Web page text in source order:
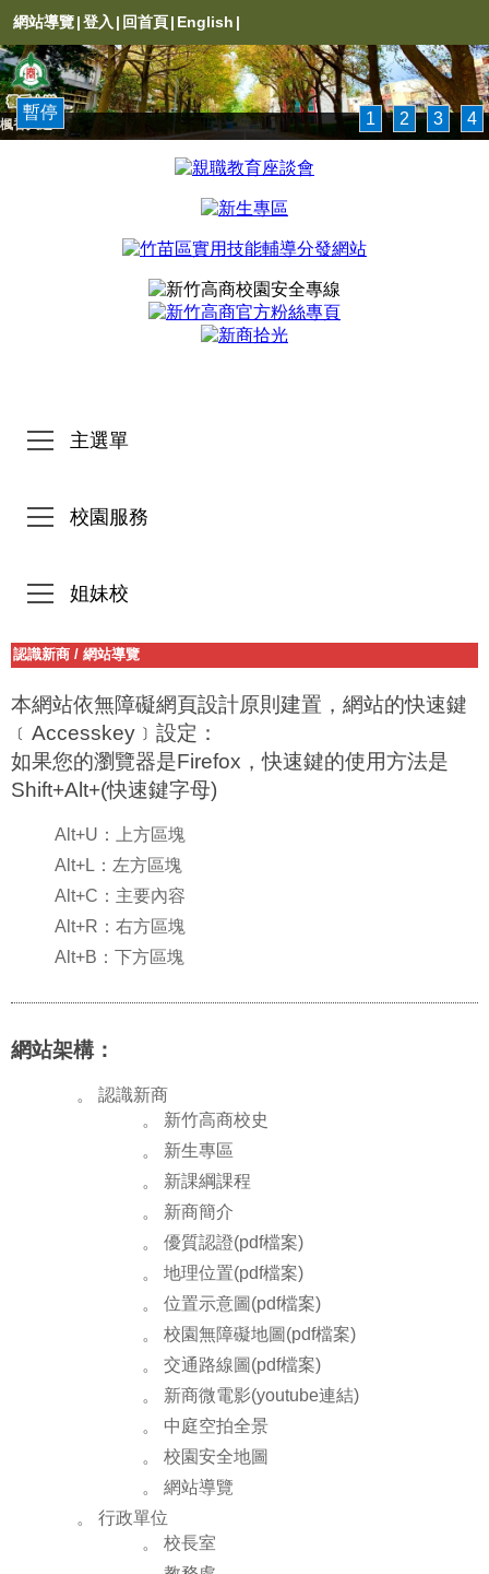
網站導覽|登入 | 回首頁| English |
暫停 1 2 3 4
楓香大道
主選單
校園服務
姐妹校
認識新商 / 網站導覽
本網站依無障礙網頁設計原則建置，網站的快速鍵
﹝Accesskey﹞設定：
如果您的瀏覽器是Firefox，快速鍵的使用方法是
Shift+Alt+(快速鍵字母)
Alt+U：上方區塊
Alt+L：左方區塊
Alt+C：主要內容
Alt+R：右方區塊
Alt+B：下方區塊
網站架構：
。 認識新商
。 新竹高商校史
。 新生專區
。 新課綱課程
。 新商簡介
。 優質認證(pdf檔案)
。 地理位置(pdf檔案)
。 位置示意圖(pdf檔案)
。 校園無障礙地圖(pdf檔案)
。 交通路線圖(pdf檔案)
。 新商微電影(youtube連結)
。 中庭空拍全景
。 校園安全地圖
。 網站導覽
。 行政單位
。 校長室